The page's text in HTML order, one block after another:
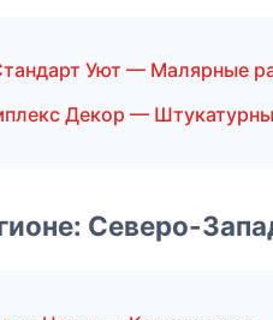
Уют — Малярные
Декор —
Северо-